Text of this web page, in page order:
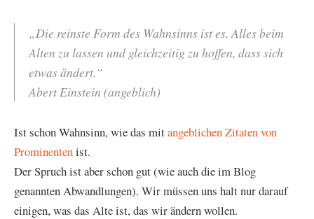
„Die reinste Form des Wahnsinns ist es, Alles beim
Alten zu lassen und gleichzeitig zu hoffen, dass sich
etwas ändert.“
Abert Einstein (angeblich)
Ist schon Wahnsinn, wie das mitangeblichen Zitaten von
Prominentenist.
Der Spruch ist aber schon gut (wie auch die im Blog
genannten Abwandlungen). Wir müssen uns halt nur darauf
einigen, was das Alte ist, das wir ändern wollen.